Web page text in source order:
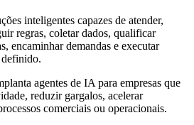
inteligentes capazes de atender,
regras, coletar dados, qualificar
encaminhar demandas e executar
agentes de IA para empresas que
reduzir gargalos, acelerar
comerciais ou operacionais.